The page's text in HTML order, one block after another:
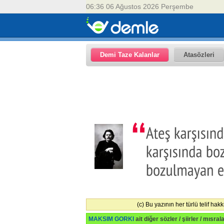
06:36 06 Ağustos 2026 Perşembe
Demi Taze Kalanlar Atasözleri
(c) Bu yazının her türlü telif
MAKSIM GORKI ait diğer sözler / şiirler /